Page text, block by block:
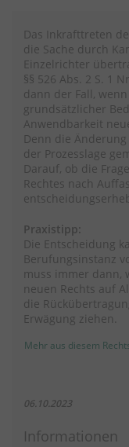
Das Inkrafttreten
die Sache durch
Einzelrichter
§§ 526 Abs. 2 S. 1
dann der Fall,
grundsätzlicher
Anwendbarkeit
Denn die
der Prozesslage
Darauf, ob die
Rechtes nach
Praxistipp:
Die Entscheidung
Berufungsinstanz
muss immer dann,
neuen Rechts auf
die
Erwägung ziehen.
Mehr aus diesem
06.10.2023
Informationen